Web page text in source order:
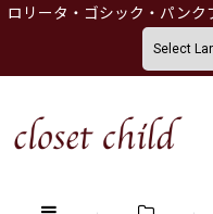
ロリータ・ゴシック・パンク